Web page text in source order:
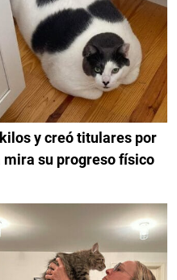
y creó titulares por
su progreso físico